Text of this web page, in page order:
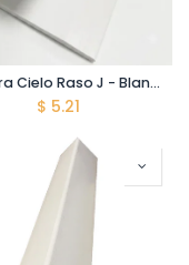
Moldura Cielo Raso J - Blanco - 5900mm
$ 5.21